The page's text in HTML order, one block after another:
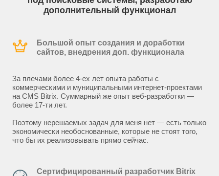
дополнительный функционал
Большой опыт создания и доработки
сайтов, внедрения доп. функционала
За плечами более 4-ех лет опыта работы с
коммерческими и муниципальными интернет-проектами
на CMS Bitrix. Суммарный же опыт веб-разработки —
более 17-ти лет.
Поэтому нерешаемых задач для меня нет — есть только
экономически необоснованные, которые не стоят того,
что бы их реализовывать прямо сейчас.
Сертифицированный разработчик Bitrix